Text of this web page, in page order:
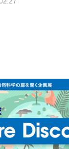
2025/3/2(日)